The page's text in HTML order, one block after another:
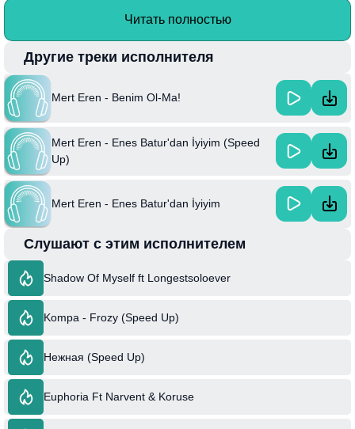
себя вчера, преодолевая сравнения с другими. Энергичный ритм
и мелодия создают атмосферу позитивного настроения и
целям и успехам.
Mert Eren начал свой путь в музыке с создания контента на
платформах социальных сетей, что помогло ему завоевать
популярность среди молодежи.
Читать полностью
Другие треки исполнителя
Mert Eren - Benim Ol-Ma!
Mert Eren - Enes Batur'dan İyiyim (Speed
Up)
Mert Eren - Enes Batur'dan İyiyim
Слушают с этим исполнителем
Shadow Of Myself ft Longestsoloever
Kompa - Frozy (Speed Up)
Нежная (Speed Up)
Euphoria Ft Narvent & Koruse